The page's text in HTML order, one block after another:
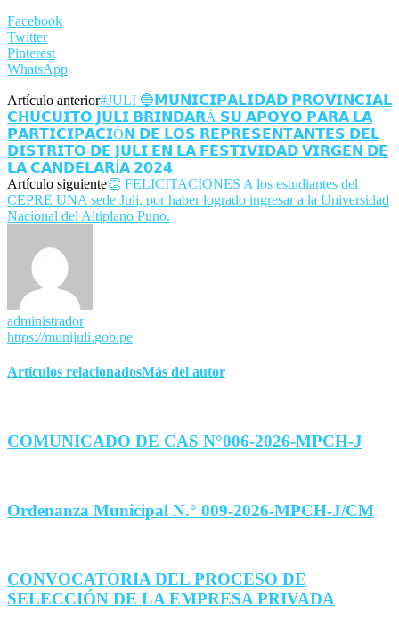
Facebook
Twitter
Pinterest
WhatsApp
Artículo anterior#JULI 🔵𝗠𝗨𝗡𝗜𝗖𝗜𝗣𝗔𝗟𝗜𝗗𝗔𝗗 𝗣𝗥𝗢𝗩𝗜𝗡𝗖𝗜𝗔𝗟
𝗖𝗛𝗨𝗖𝗨𝗜𝗧𝗢 𝗝𝗨𝗟𝗜 𝗕𝗥𝗜𝗡𝗗𝗔𝗥Á 𝗦𝗨 𝗔𝗣𝗢𝗬𝗢 𝗣𝗔𝗥𝗔 𝗟𝗔
𝗣𝗔𝗥𝗧𝗜𝗖𝗜𝗣𝗔𝗖𝗜Ó𝗡 𝗗𝗘 𝗟𝗢𝗦 𝗥𝗘𝗣𝗥𝗘𝗦𝗘𝗡𝗧𝗔𝗡𝗧𝗘𝗦 𝗗𝗘𝗟
𝗗𝗜𝗦𝗧𝗥𝗜𝗧𝗢 𝗗𝗘 𝗝𝗨𝗟𝗜 𝗘𝗡 𝗟𝗔 𝗙𝗘𝗦𝗧𝗜𝗩𝗜𝗗𝗔𝗗 𝗩𝗜𝗥𝗚𝗘𝗡 𝗗𝗘
𝗟𝗔 𝗖𝗔𝗡𝗗𝗘𝗟𝗔𝗥Í𝗔 𝟮𝟬𝟮𝟰
Artículo siguiente👏 FELICITACIONES A los estudiantes del
CEPRE UNA sede Juli, por haber logrado ingresar a la Universidad
Nacional del Altiplano Puno.
administrador
https://munijuli.gob.pe
Artículos relacionadosMás del autor
COMUNICADO DE CAS N°006-2026-MPCH-J
Ordenanza Municipal N.° 009-2026-MPCH-J/CM
CONVOCATORIA DEL PROCESO DE
SELECCIÓN DE LA EMPRESA PRIVADA